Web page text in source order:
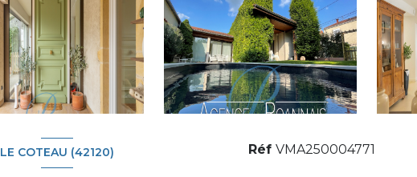
LE COTEAU (42120) Réf VMA250004771